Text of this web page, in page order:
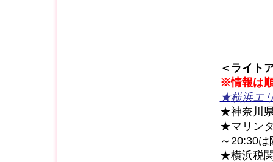
＜ライト
※情報は
★横浜エ
★神奈川
★マリン
～20:30は
★横浜税